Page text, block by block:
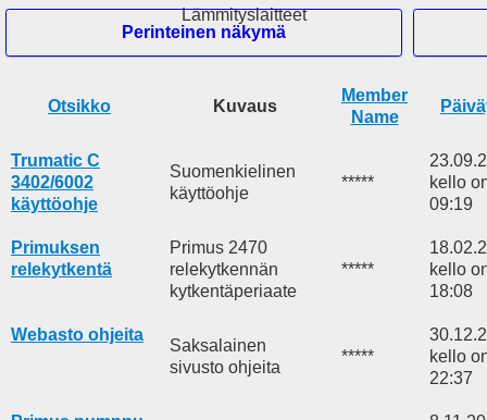
Lämmityslaitteet
Otsikko Kuvaus
Member
Name
Trumatic C
3402/6002
käyttöohje
Suomenkielinen
käyttöohje
*****
kello
09:19
Primuksen
relekytkentä
Primus 2470
relekytkennän
kytkentäperiaate
*****
kello
18:08
Webasto ohjeita
Saksalainen
sivusto ohjeita
*****
kello
22:37
Perinteinen näkymä
Hei Vieras
Haku
Tuoreita viestejä
Rekisteröidy
Mobile View